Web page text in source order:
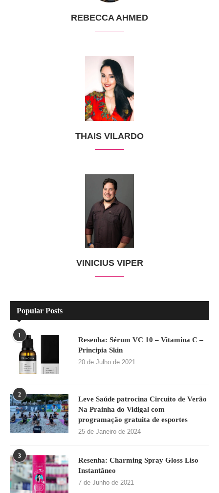
REBECCA AHMED
THAIS VILARDO
VINICIUS VIPER
Popular Posts
1
Resenha: Sérum VC 10 – Vitamina C –
Principia Skin
20 de Julho de 2021
2
Leve Saúde patrocina Circuito de Verão
Na Prainha do Vidigal com
programação gratuita de esportes
25 de Janeiro de 2024
3
Resenha: Charming Spray Gloss Liso
Instantâneo
7 de Junho de 2021